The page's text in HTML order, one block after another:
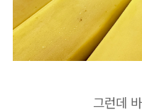
그런데